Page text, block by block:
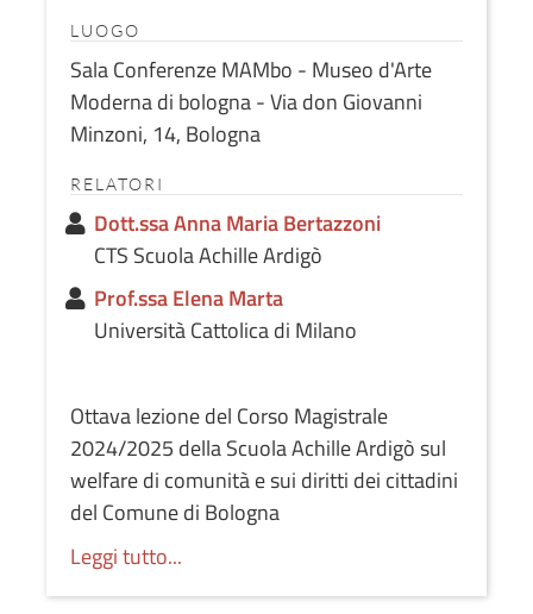
LUOGO
Sala Conferenze MAMbo - Museo d'Arte
Moderna di bologna - Via don Giovanni
Minzoni, 14, Bologna
RELATORI
Dott.ssa Anna Maria Bertazzoni
CTS Scuola Achille Ardigò
Prof.ssa Elena Marta
Università Cattolica di Milano
Ottava lezione del Corso Magistrale
2024/2025 della Scuola Achille Ardigò sul
welfare di comunità e sui diritti dei cittadini
del Comune di Bologna
Leggi tutto...